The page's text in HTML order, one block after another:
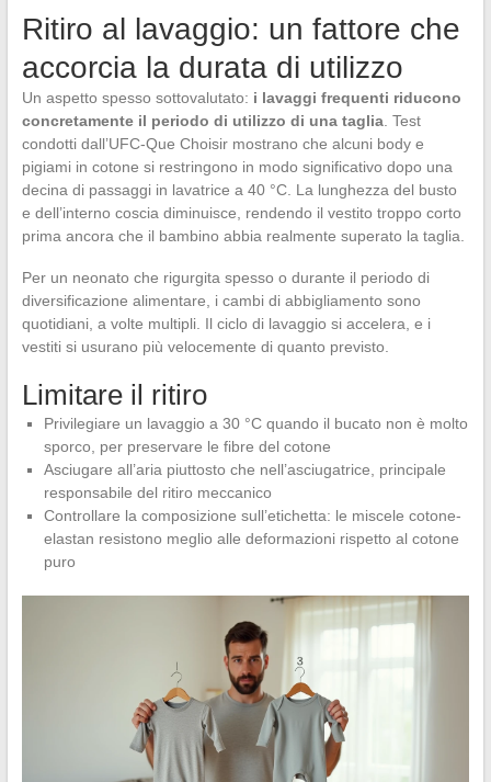
Ritiro al lavaggio: un fattore che
accorcia la durata di utilizzo
Un aspetto spesso sottovalutato: i lavaggi frequenti riducono
concretamente il periodo di utilizzo di una taglia. Test
condotti dall’UFC-Que Choisir mostrano che alcuni body e
pigiami in cotone si restringono in modo significativo dopo una
decina di passaggi in lavatrice a 40 °C. La lunghezza del busto
e dell’interno coscia diminuisce, rendendo il vestito troppo corto
prima ancora che il bambino abbia realmente superato la taglia.
Per un neonato che rigurgita spesso o durante il periodo di
diversificazione alimentare, i cambi di abbigliamento sono
quotidiani, a volte multipli. Il ciclo di lavaggio si accelera, e i
vestiti si usurano più velocemente di quanto previsto.
Limitare il ritiro
Privilegiare un lavaggio a 30 °C quando il bucato non è molto
sporco, per preservare le fibre del cotone
Asciugare all’aria piuttosto che nell’asciugatrice, principale
responsabile del ritiro meccanico
Controllare la composizione sull’etichetta: le miscele cotone-
elastan resistono meglio alle deformazioni rispetto al cotone
puro